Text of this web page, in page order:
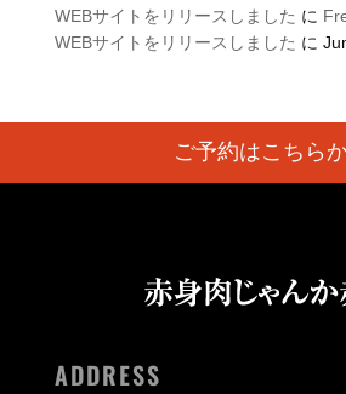
WEBサイトをリリースしました に
WEBサイトをリリースしました に
ご予約はこちら
ADDRESS